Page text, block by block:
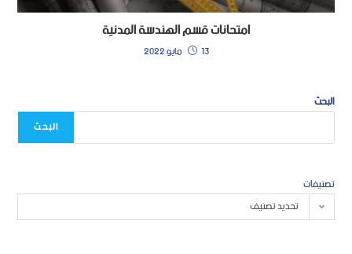
امتحانات قسم الهندسة المدنية
13 مايو 2022
البحث
البحث
تصنيفات
تحديد تصنيف